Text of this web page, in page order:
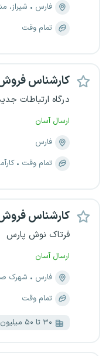
فارس
شیراز، منطقه ۱،
تمام وقت
کارشناس
درگاه ارتباطات
ارسال آسان
فارس
تمام وقت
کارشناس
فرتاک نوش پارس
ارسال آسان
فارس
شهرک
تمام وقت
۳۰ تا ۵۰ میلیون تومان